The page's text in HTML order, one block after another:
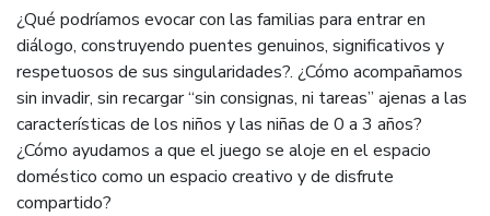
¿Qué podríamos evocar con las familias para entrar en
diálogo, construyendo puentes genuinos, significativos y
respetuosos de sus singularidades?. ¿Cómo acompañamos
sin invadir, sin recargar “sin consignas, ni tareas” ajenas a las
características de los niños y las niñas de 0 a 3 años?
¿Cómo ayudamos a que el juego se aloje en el espacio
doméstico como un espacio creativo y de disfrute
compartido?